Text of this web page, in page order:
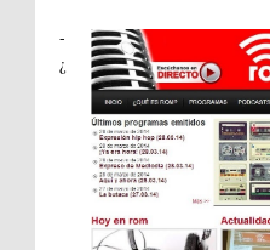
-
¿